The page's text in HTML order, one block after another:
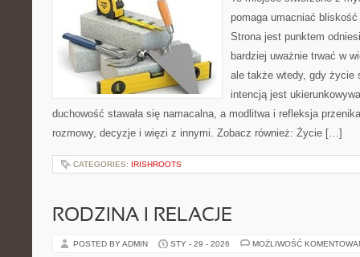
pomaga umacniać
Strona jest punktem
bardziej uważnie trwać w
ale także wtedy, gdy życie
intencją jest
duchowość stawała się namacalna, a modlitwa i refleksja
rozmowy, decyzje i więzi z innymi. Zobacz również: Życie […]
CATEGORIES: IRISHROOTS
RODZINA I RELACJE
POSTED BY ADMIN STY - 29 - 2026 MOŻLIWOŚĆ